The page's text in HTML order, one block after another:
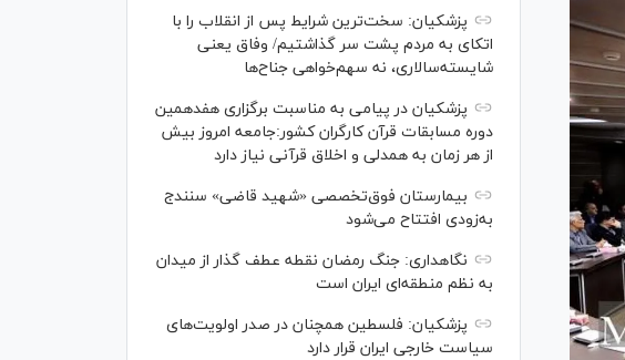
پزشکیان: سخت‌ترین شرایط پس از انقلاب را با
اتکای به مردم پشت سر گذاشتیم/ وفاق یعنی
شایسته‌سالاری، نه سهم‌خواهی جناح‌ها
پزشکیان در پیامی به مناسبت برگزاری هفدهمین
دوره مسابقات قرآن کارگران کشور:جامعه امروز بیش
از هر زمان به همدلی و اخلاق قرآنی نیاز دارد
بیمارستان فوق‌تخصصی «شهید قاضی» سنندج
به‌زودی افتتاح می‌شود
نگاهداری: جنگ رمضان نقطه عطف گذار از میدان
به نظم منطقه‌ای ایران است
پزشکیان: فلسطین همچنان در صدر اولویت‌های
سیاست خارجی ایران قرار دارد